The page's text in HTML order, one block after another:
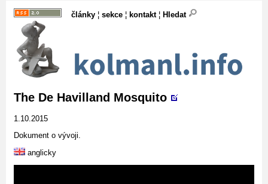
články ¦ sekce ¦ kontakt¦ Hledat
The De Havilland Mosquito
1.10.2015
Dokument o vývoji.
anglicky